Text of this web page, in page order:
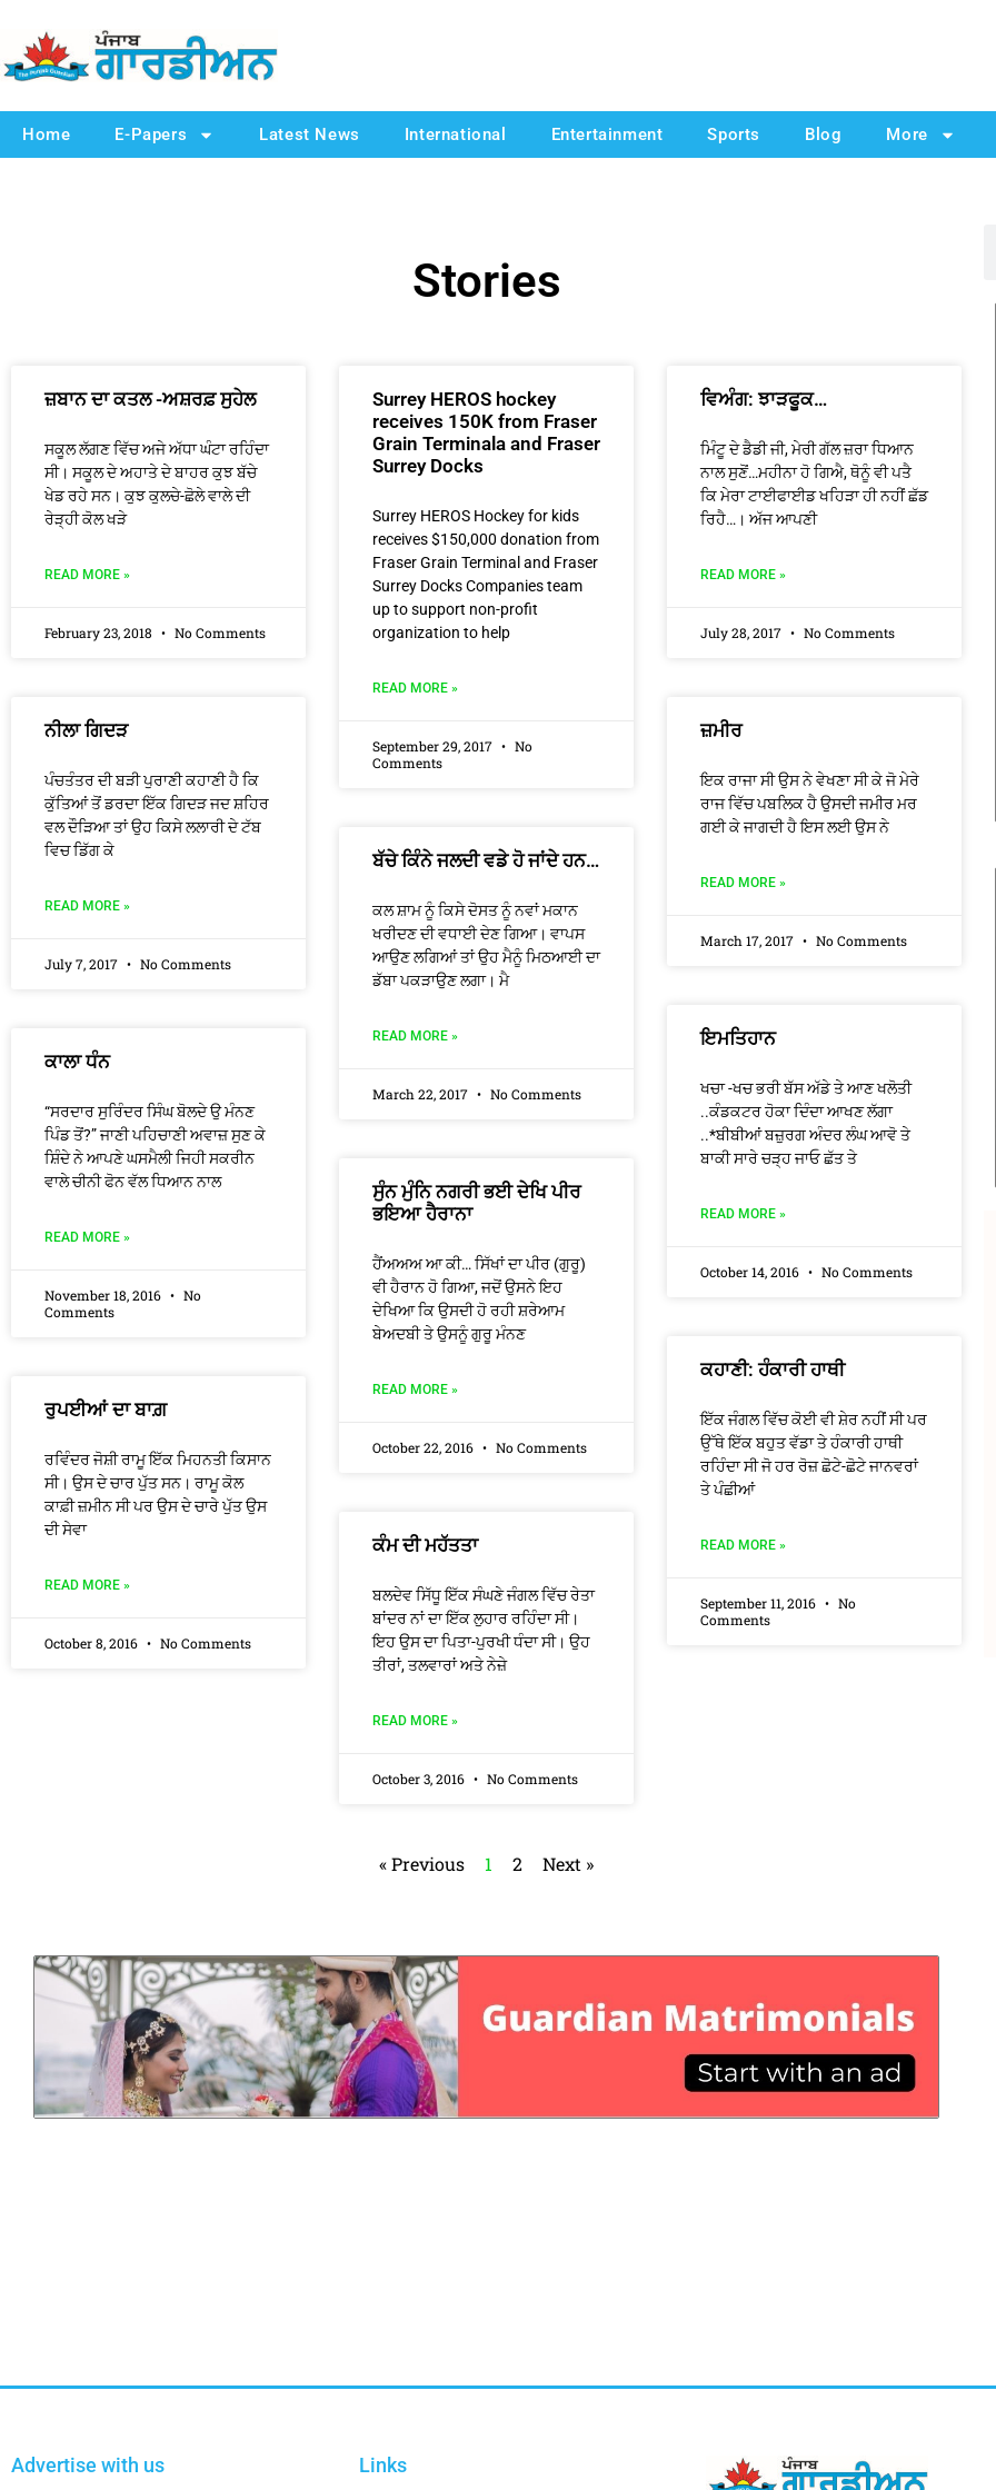
Home E-Papers Latest News International Entertainment Sports Blog More
Stories
ਜ਼ਬਾਨ ਦਾ ਕਤਲ -ਅਸ਼ਰਫ਼ ਸੁਹੇਲ
ਸਕੂਲ ਲੱਗਣ ਵਿੱਚ ਅਜੇ ਅੱਧਾ ਘੰਟਾ ਰਹਿੰਦਾ
ਸੀ। ਸਕੂਲ ਦੇ ਅਹਾਤੇ ਦੇ ਬਾਹਰ ਕੁਝ ਬੱਚੇ
ਖੇਡ ਰਹੇ ਸਨ। ਕੁਝ ਕੁਲਚੇ-ਛੋਲੇ ਵਾਲੇ ਦੀ
ਰੇੜ੍ਹੀ ਕੋਲ ਖੜੇ
READ MORE »
February 23, 2018 No Comments
Surrey HEROS hockey
receives 150K from Fraser
Grain Terminala and Fraser
Surrey Docks
Surrey HEROS Hockey for kids
receives $150,000 donation from
Fraser Grain Terminal and Fraser
Surrey Docks Companies team
up to support non-profit
organization to help
READ MORE »
September 29, 2017
No
Comments
ਵਿਅੰਗ: ਝਾੜਫੂਕ…
ਮਿੰਟੂ ਦੇ ਡੈਡੀ ਜੀ, ਮੇਰੀ ਗੱਲ ਜ਼ਰਾ ਧਿਆਨ
ਨਾਲ ਸੁਣੋਂ…ਮਹੀਨਾ ਹੋ ਗਿਐ, ਥੋਨੂੰ ਵੀ ਪਤੈ
ਕਿ ਮੇਰਾ ਟਾਈਫਾਈਡ ਖਹਿੜਾ ਹੀ ਨਹੀਂ ਛੱਡ
ਰਿਹੈ…। ਅੱਜ ਆਪਣੀ
READ MORE »
July 28, 2017 No Comments
ਨੀਲਾ ਗਿਦੜ
ਪੰਚਤੰਤਰ ਦੀ ਬੜੀ ਪੁਰਾਣੀ ਕਹਾਣੀ ਹੈ ਕਿ
ਕੁੱਤਿਆਂ ਤੋਂ ਡਰਦਾ ਇੱਕ ਗਿਦੜ ਜਦ ਸ਼ਹਿਰ
ਵਲ ਦੌੜਿਆ ਤਾਂ ਉਹ ਕਿਸੇ ਲਲਾਰੀ ਦੇ ਟੱਬ
ਵਿਚ ਡਿੱਗ ਕੇ
READ MORE »
July 7, 2017 No Comments
ਬੱਚੇ ਕਿੰਨੇ ਜਲਦੀ ਵਡੇ ਹੋ ਜਾਂਦੇ ਹਨ…
ਕਲ ਸ਼ਾਮ ਨੂੰ ਕਿਸੇ ਦੋਸਤ ਨੂੰ ਨਵਾਂ ਮਕਾਨ
ਖਰੀਦਣ ਦੀ ਵਧਾਈ ਦੇਣ ਗਿਆ। ਵਾਪਸ
ਆਉਣ ਲਗਿਆਂ ਤਾਂ ਉਹ ਮੈਨੂੰ ਮਿਠਆਈ ਦਾ
ਡੱਬਾ ਪਕੜਾਉਣ ਲਗਾ। ਮੈ
READ MORE »
March 22, 2017 No Comments
ਜ਼ਮੀਰ
ਇਕ ਰਾਜਾ ਸੀ ਉਸ ਨੇ ਵੇਖਣਾ ਸੀ ਕੇ ਜੋ ਮੇਰੇ
ਰਾਜ ਵਿੱਚ ਪਬਲਿਕ ਹੈ ਉਸਦੀ ਜਮੀਰ ਮਰ
ਗਈ ਕੇ ਜਾਗਦੀ ਹੈ ਇਸ ਲਈ ਉਸ ਨੇ
READ MORE »
March 17, 2017 No Comments
ਕਾਲਾ ਧੰਨ
“ਸਰਦਾਰ ਸੁਰਿੰਦਰ ਸਿੰਘ ਬੋਲਦੇ ਉ ਮੰਨਣ
ਪਿੰਡ ਤੋਂ?” ਜਾਣੀ ਪਹਿਚਾਣੀ ਅਵਾਜ਼ ਸੁਣ ਕੇ
ਸ਼ਿੰਦੇ ਨੇ ਆਪਣੇ ਘਸਮੈਲੀ ਜਿਹੀ ਸਕਰੀਨ
ਵਾਲੇ ਚੀਨੀ ਫੋਨ ਵੱਲ ਧਿਆਨ ਨਾਲ
READ MORE »
November 18, 2016
No
Comments
ਸੁੰਨ ਮੁੰਨਿ ਨਗਰੀ ਭਈ ਦੇਖਿ ਪੀਰ
ਭਇਆ ਹੈਰਾਨਾ
ਹੈਂਅਅਅ ਆ ਕੀ… ਸਿੱਖਾਂ ਦਾ ਪੀਰ (ਗੁਰੂ)
ਵੀ ਹੈਰਾਨ ਹੋ ਗਿਆ, ਜਦੋਂ ਉਸਨੇ ਇਹ
ਦੇਖਿਆ ਕਿ ਉਸਦੀ ਹੋ ਰਹੀ ਸ਼ਰੇਆਮ
ਬੇਅਦਬੀ ਤੇ ਉਸਨੂੰ ਗੁਰੂ ਮੰਨਣ
READ MORE »
October 22, 2016 No Comments
ਇਮਤਿਹਾਨ
ਖਚਾ -ਖਚ ਭਰੀ ਬੱਸ ਅੱਡੇ ਤੇ ਆਣ ਖਲੋਤੀ
..ਕੰਡਕਟਰ ਹੋਕਾ ਦਿੰਦਾ ਆਖਣ ਲੱਗਾ
..*ਬੀਬੀਆਂ ਬਜ਼ੁਰਗ ਅੰਦਰ ਲੰਘ ਆਵੋ ਤੇ
ਬਾਕੀ ਸਾਰੇ ਚੜ੍ਹ ਜਾਓ ਛੱਤ ਤੇ
READ MORE »
October 14, 2016 No Comments
ਰੁਪਈਆਂ ਦਾ ਬਾਗ਼
ਰਵਿੰਦਰ ਜੋਸ਼ੀ ਰਾਮੂ ਇੱਕ ਮਿਹਨਤੀ ਕਿਸਾਨ
ਸੀ। ਉਸ ਦੇ ਚਾਰ ਪੁੱਤ ਸਨ। ਰਾਮੂ ਕੋਲ
ਕਾਫ਼ੀ ਜ਼ਮੀਨ ਸੀ ਪਰ ਉਸ ਦੇ ਚਾਰੇ ਪੁੱਤ ਉਸ
ਦੀ ਸੇਵਾ
READ MORE »
October 8, 2016 No Comments
ਕੰਮ ਦੀ ਮਹੱਤਤਾ
ਬਲਦੇਵ ਸਿੱਧੂ ਇੱਕ ਸੰਘਣੇ ਜੰਗਲ ਵਿੱਚ ਰੇਤਾ
ਬਾਂਦਰ ਨਾਂ ਦਾ ਇੱਕ ਲੁਹਾਰ ਰਹਿੰਦਾ ਸੀ।
ਇਹ ਉਸ ਦਾ ਪਿਤਾ-ਪੁਰਖੀ ਧੰਦਾ ਸੀ। ਉਹ
ਤੀਰਾਂ, ਤਲਵਾਰਾਂ ਅਤੇ ਨੇਜ਼ੇ
READ MORE »
October 3, 2016 No Comments
ਕਹਾਣੀ: ਹੰਕਾਰੀ ਹਾਥੀ
ਇੱਕ ਜੰਗਲ ਵਿੱਚ ਕੋਈ ਵੀ ਸ਼ੇਰ ਨਹੀਂ ਸੀ ਪਰ
ਉੱਥੇ ਇੱਕ ਬਹੁਤ ਵੱਡਾ ਤੇ ਹੰਕਾਰੀ ਹਾਥੀ
ਰਹਿੰਦਾ ਸੀ ਜੋ ਹਰ ਰੋਜ਼ ਛੋਟੇ-ਛੋਟੇ ਜਾਨਵਰਾਂ
ਤੇ ਪੰਛੀਆਂ
READ MORE »
September 11, 2016
No
Comments
« Previous 1 2 Next »
Advertise with us Links